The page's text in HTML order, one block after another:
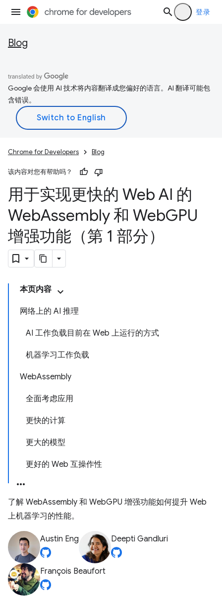
登录
Blog
Google 会使用 AI 技术将内容翻译成您偏好的语言。AI 翻译可能包
含错误。
Chrome for Developers Blog
该内容对您有帮助吗？
用于实现更快的 Web AI 的
WebAssembly 和 WebGPU
增强功能（第 1 部分）
本页内容
网络上的 AI 推理
AI 工作负载目前在 Web 上运行的方式
机器学习工作负载
WebAssembly
全面考虑应用
更快的计算
更大的模型
更好的 Web 互操作性
了解 WebAssembly 和 WebGPU 增强功能如何提升 Web
上机器学习的性能。
Austin Eng Deepti Gandluri
François Beaufort